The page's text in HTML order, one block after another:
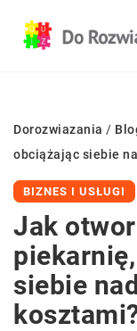
Dorozwiazania /
obciążając siebie
BIZNES I USŁUGI
Jak
siebie